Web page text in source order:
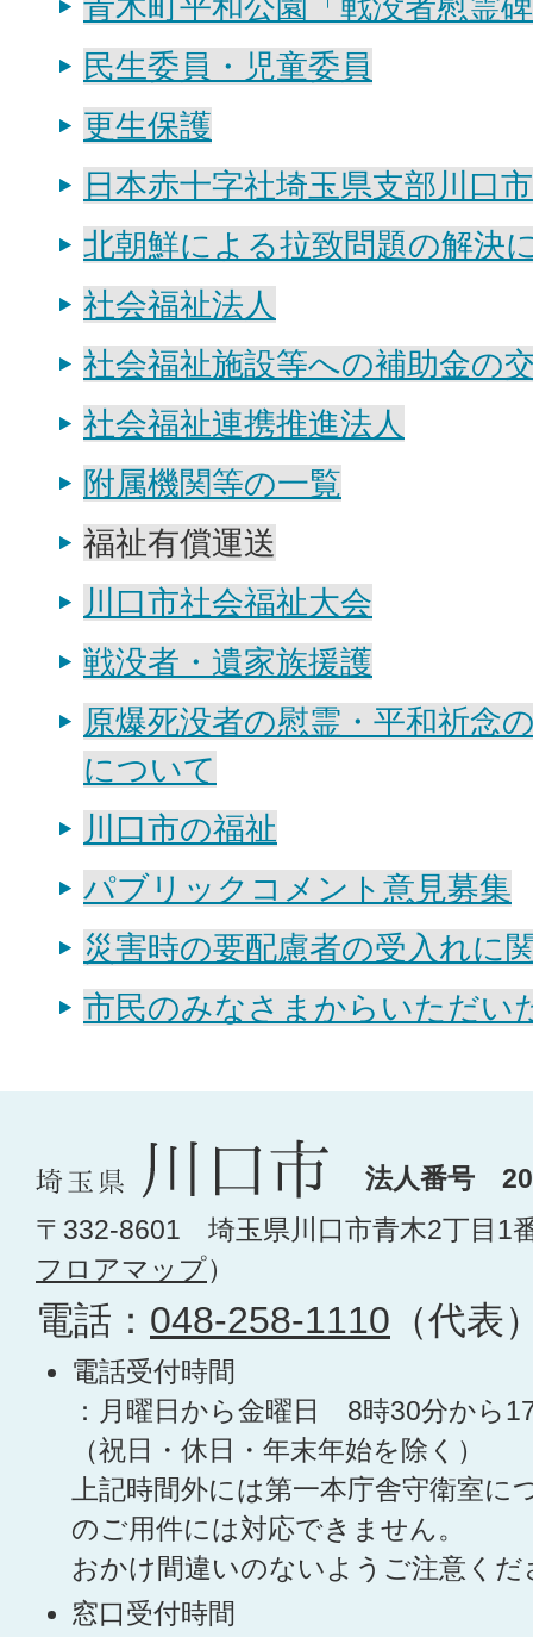
民生委員・児童委員
更生保護
日本赤十字社埼玉県支部川口
北朝鮮による拉致問題の解決
社会福祉法人
社会福祉施設等への補助金の
社会福祉連携推進法人
附属機関等の一覧
福祉有償運送
川口市社会福祉大会
戦没者・遺家族援護
原爆死没者の慰霊・平和祈念
について
川口市の福祉
パブリックコメント意見募集
災害時の要配慮者の受入れに
市民のみなさまからいただい
法人番号
〒332-8601 埼玉県川口市青木2丁目1
フロアマップ）
電話： 048-258-1110 （代表
電話受付時間
：月曜日から金曜日 8時30分から
（祝日・休日・年末年始を除く）
上記時間外には第一本庁舎守衛室に
のご用件には対応できません。
おかけ間違いのないようご注意くだ
窓口受付時間